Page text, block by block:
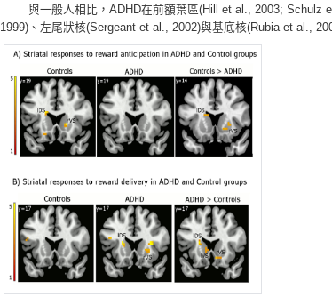
與一般人相比，ADHD在前額葉區(Hill et al., 2003; Schulz
1999)、左尾狀核(Sergeant et al., 2002)與基底核(Rubia et al.,